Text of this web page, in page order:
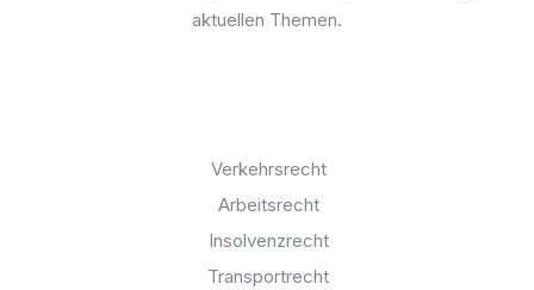
aktuellen Themen.
Verkehrsrecht
Arbeitsrecht
Insolvenzrecht
Transportrecht